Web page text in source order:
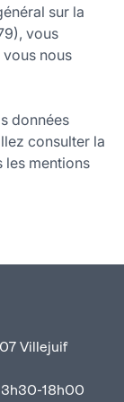
sur la
vous
nous
données
consulter la
les mentions
Villejuif
18h00